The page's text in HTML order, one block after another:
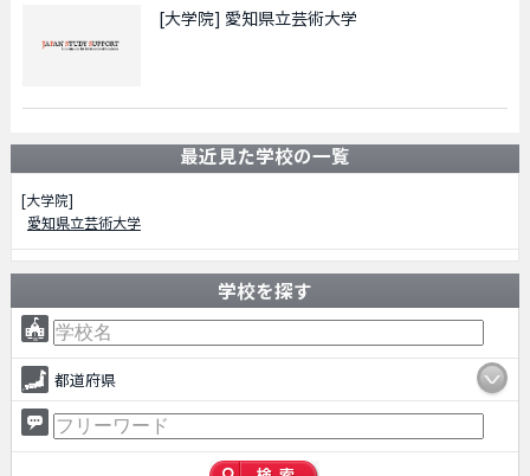
[大学院] 愛知県立芸術大学
最近見た学校の一覧
[大学院]
愛知県立芸術大学
学校を探す
都道府県